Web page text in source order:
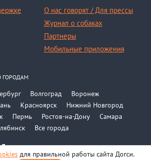
О нас говорят / Для прессы
Журнал о собаках
Партнеры
Мобильные приложения
ГОРОДАМ
Волгоград
Воронеж
Красноярск
Нижний Новгород
Пермь Ростов-на-Дону
Самара
Все города
для правильной работы сайта Догси.